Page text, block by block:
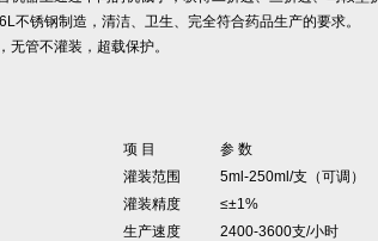
不锈钢制造，清洁、卫生、完全符合药品生产的要求。
无管不灌装，超载保护。
项 目
参 数
灌装范围
5ml-250ml/支（可调）
灌装精度
≤±1%
生产速度
2400-3600支/小时